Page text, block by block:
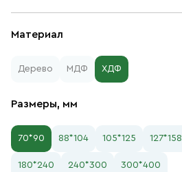
Материал
Дерево МДФ ХДФ
Размеры, мм
70*90 88*104 105*125 127*158
180*240 240*300 300*400